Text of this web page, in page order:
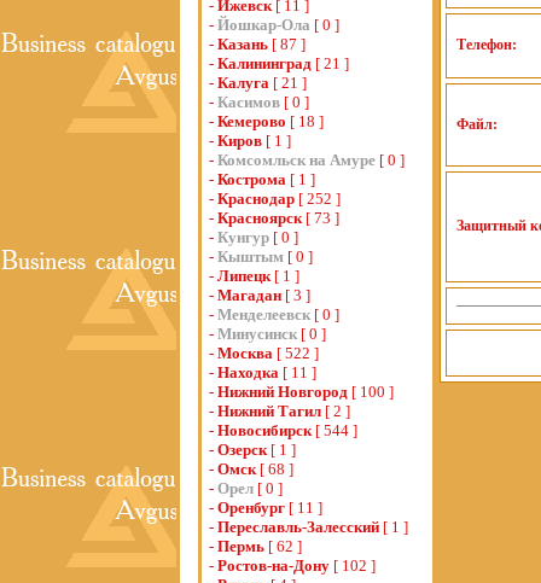
- Ижевск[ 11 ]
- Йошкар-Ола [ 0 ]
- Казань [ 87 ]
- Калининград [ 21 ]
- Калуга [ 21 ]
- Касимов [ 0 ]
- Кемерово [ 18 ]
- Киров [ 1 ]
- Комсомльск на Амуре [ 0 ]
- Кострома [ 1 ]
- Краснодар [ 252 ]
- Красноярск[ 73 ]
- Кунгур [ 0 ]
- Кыштым [ 0 ]
- Липецк[ 1 ]
- Магадан [ 3 ]
- Менделеевск [ 0 ]
- Минусинск [ 0 ]
- Москва [ 522 ]
- Находка [ 11 ]
- Нижний Новгород [ 100 ]
- Нижний Тагил [ 2 ]
- Новосибирск[ 544 ]
- Озерск[ 1 ]
- Омск[ 68 ]
- Орел [ 0 ]
- Оренбург [ 11 ]
- Переславль-Залесский [ 1 ]
- Пермь [ 62 ]
- Ростов-на-Дону [ 102 ]
Телефон:
Файл:
Защитный